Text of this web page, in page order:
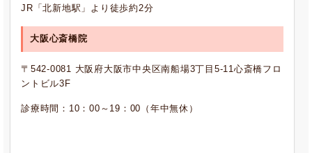
JR「北新地駅」より徒歩約2分
大阪心斎橋院
〒542-0081 大阪府大阪市中央区南船場3丁目5-11心斎橋フロ
ントビル3F
診療時間：10：00～19：00（年中無休）